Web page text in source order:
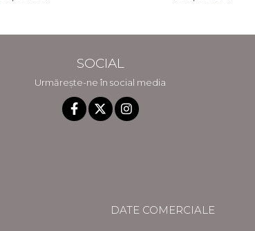
SOCIAL
Urmărește-ne în social media
DATE COMERCIALE